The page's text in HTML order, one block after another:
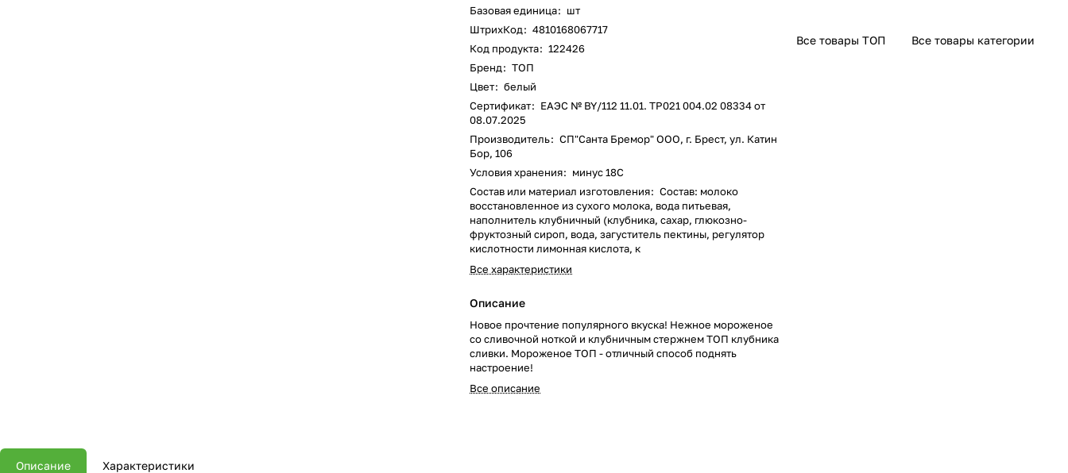
Базовая единица: шт
ШтрихКод: 4810168067717
Код продукта: 122426
Бренд: ТОП
Цвет: белый
Сертификат: ЕАЭС № BY/112 11.01. ТР021 004.02 08334 от
08.07.2025
Производитель: СП"Санта Бремор" ООО, г. Брест, ул. Катин
Бор, 106
Условия хранения: минус 18С
Состав или материал изготовления: Состав: молоко
восстановленное из сухого молока, вода питьевая,
наполнитель клубничный (клубника, сахар, глюкозно-
фруктозный сироп, вода, загуститель пектины, регулятор
кислотности лимонная кислота, к
Все характеристики
Описание
Новое прочтение популярного вкуска! Нежное мороженое
со сливочной ноткой и клубничным стержнем ТОП клубника
сливки. Мороженое ТОП - отличный способ поднять
настроение!
Все описание
Все товары ТОП Все товары категории
Описание Характеристики